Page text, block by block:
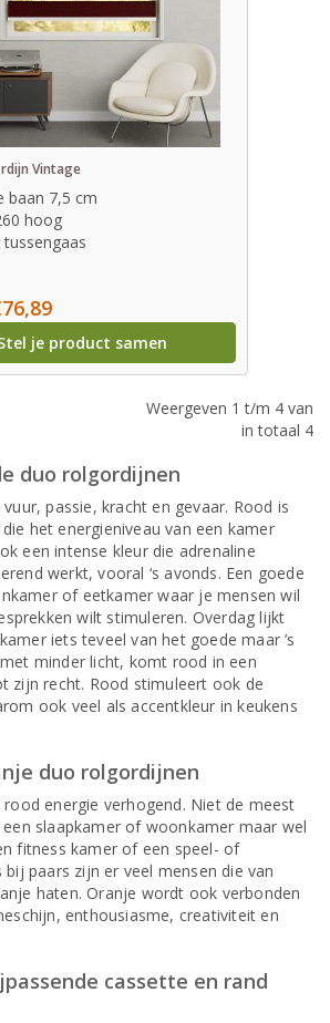
Vintage
baan 7,5 cm
hoog
je product samen
Weergeven 1 t/m 4 van
in totaal 4
duo rolgordijnen
passie, kracht en gevaar. Rood is
het energieniveau van een kamer
een intense kleur die adrenaline
werkt, vooral ‘s avonds. Een goede
of eetkamer waar je mensen wil
wilt stimuleren. Overdag lijkt
iets teveel van het goede maar ’s
met minder licht, komt rood in een
zijn recht. Rood stimuleert ook de
ook veel als accentkleur in keukens
duo rolgordijnen
energie verhogend. Niet de meest
slaapkamer of woonkamer maar wel
fitness kamer of een speel- of
paars zijn er veel mensen die van
haten. Oranje wordt ook verbonden
enthousiasme, creativiteit en
cassette en rand